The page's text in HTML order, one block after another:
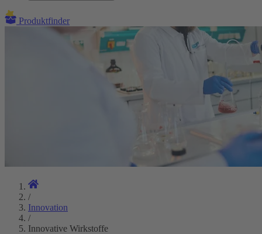
Produktfinder
/
Innovation
/
Innovative Wirkstoffe